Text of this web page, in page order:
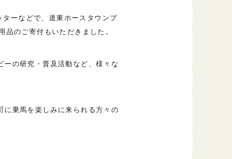
ーなどで、道東ホースタウンプ
品のご寄付もいただきました。
の研究・普及活動など、様々な
乗馬を楽しみに来られる方々の